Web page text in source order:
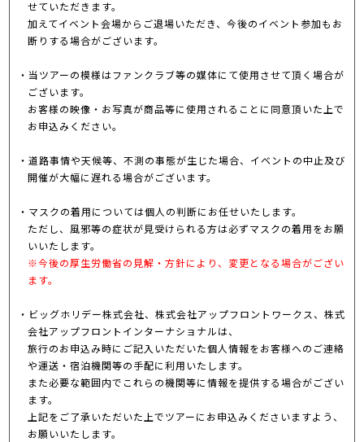
せていただきます。
加えてイベント会場からご退場いただき、今後のイベント参加もお
断りする場合がございます。
当ツアーの模様はファンクラブ等の媒体にて使用させて頂く場合が
ございます。
お客様の映像・お写真が商品等に使用されることに同意頂いた上で
お申込みください。
道路事情や天候等、不測の事態が生じた場合、イベントの中止及び
開催が大幅に遅れる場合がございます。
マスクの着用については個人の判断にお任せいたします。
ただし、風邪等の症状が見受けられる方は必ずマスクの着用をお願
いいたします。
※今後の厚生労働省の見解・方針により、変更となる場合がござい
ます。
ビッグホリデー株式会社、株式会社アップフロントワークス、株式
会社アップフロントインターナショナルは、
旅行のお申込み時にご記入いただいた個人情報をお客様へのご連絡
や運送・宿泊機関等の手配に利用いたします。
また必要な範囲内でこれらの機関等に情報を提供する場合がござい
ます。
上記をご了承いただいた上でツアーにお申込みくださいますよう、
お願いいたします。